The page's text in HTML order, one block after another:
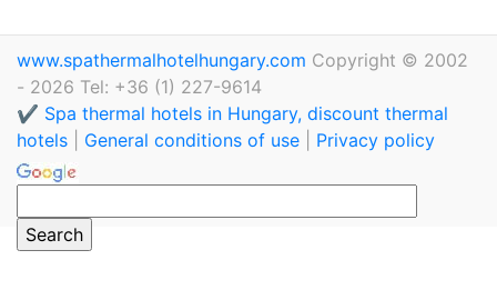
www.spathermalhotelhungary.com Copyright © 2002
- 2026 Tel: +36 (1) 227-9614
✔️ Spa thermal hotels in Hungary, discount thermal
hotels
General conditions of use Privacy policy